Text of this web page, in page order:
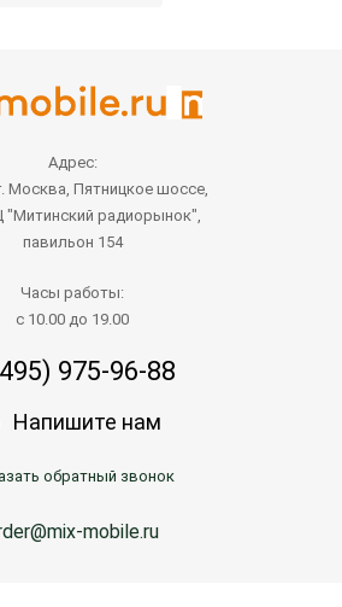
Адрес:
Москва, Пятницкое шоссе,
"Митинский радиорынок",
павильон 154
Часы работы:
с 10.00 до 19.00
975-96-88
Напишите нам
обратный звонок
mobile.ru